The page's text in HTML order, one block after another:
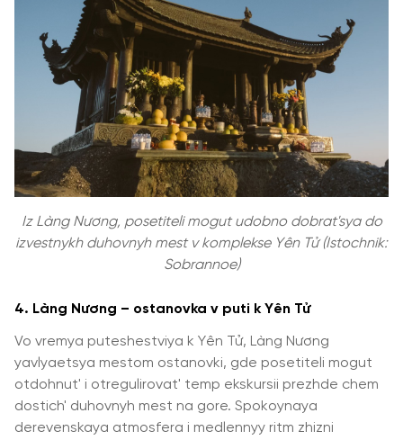
Iz Làng Nương, posetiteli mogut udobno dobrat'sya do
izvestnykh duhovnyh mest v komplekse Yên Tử (Istochnik:
Sobrannoe)
4. Làng Nương – ostanovka v puti k Yên Tử
Vo vremya puteshestviya k Yên Tử, Làng Nương
yavlyaetsya mestom ostanovki, gde posetiteli mogut
otdohnut' i otregulirovat' temp ekskursii prezhde chem
dostich' duhovnyh mest na gore. Spokoynaya
derevenskaya atmosfera i medlennyy ritm zhizni